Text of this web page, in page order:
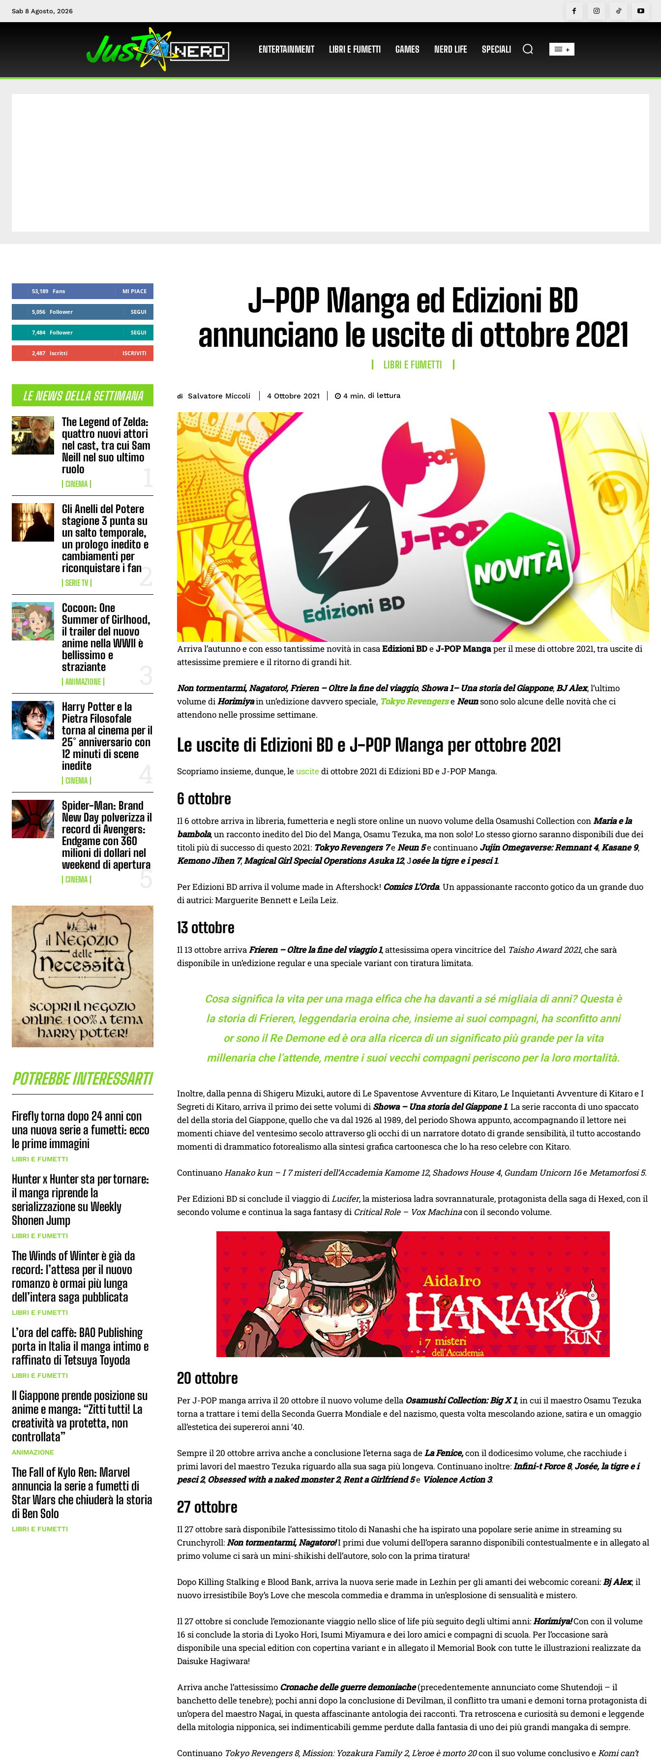
Sab 8 Agosto, 2026
ENTERTAINMENT LIBRI E FUMETTI GAMES NERD LIFE SPECIALI +
53,189 Fans MI PIACE
5,056 Follower SEGUI
7,484 Follower SEGUI
2,487 Iscritti ISCRIVITI
LE NEWS DELLA SETTIMANA
The Legend of Zelda:
quattro nuovi attori
nel cast, tra cui Sam
Neill nel suo ultimo
ruolo
CINEMA
Gli Anelli del Potere
stagione 3 punta su
un salto temporale,
un prologo inedito e
cambiamenti per
riconquistare i fan
SERIE TV
Cocoon: One
Summer of Girlhood,
il trailer del nuovo
anime nella WWII è
bellissimo e
straziante
ANIMAZIONE
Harry Potter e la
Pietra Filosofale
torna al cinema per il
25° anniversario con
12 minuti di scene
inedite
CINEMA
Spider-Man: Brand
New Day polverizza il
record di Avengers:
Endgame con 360
milioni di dollari nel
weekend di apertura
CINEMA
POTREBBE INTERESSARTI
Firefly torna dopo 24 anni con
una nuova serie a fumetti: ecco
le prime immagini
LIBRI E FUMETTI
Hunter x Hunter sta per tornare:
il manga riprende la
serializzazione su Weekly
Shonen Jump
LIBRI E FUMETTI
The Winds of Winter è già da
record: l’attesa per il nuovo
romanzo è ormai più lunga
dell’intera saga pubblicata
LIBRI E FUMETTI
L’ora del caffè: BAO Publishing
porta in Italia il manga intimo e
raffinato di Tetsuya Toyoda
LIBRI E FUMETTI
Il Giappone prende posizione su
anime e manga: “Zitti tutti! La
creatività va protetta, non
controllata”
ANIMAZIONE
The Fall of Kylo Ren: Marvel
annuncia la serie a fumetti di
Star Wars che chiuderà la storia
di Ben Solo
LIBRI E FUMETTI
J-POP Manga ed Edizioni BD
annunciano le uscite di ottobre 2021
LIBRI E FUMETTI
di Salvatore Miccoli 4 Ottobre 2021 4 min. di lettura
Arriva l’autunno e con esso tantissime novità in casaEdizioni BDeJ-POP Mangaper il mese di ottobre 2021, tra uscite di
attesissime premiere e il ritorno di grandi hit.
Non tormentarmi, Nagatoro!,Frieren – Oltre la fine del viaggio, Showa 1– Una storia del Giappone,BJ Alex, l’ultimo
volume diHorimiyain un’edizione davvero speciale, Tokyo RevengerseNeunsono solo alcune delle novità che ci
attendono nelle prossime settimane.
Le uscite di Edizioni BD e J-POP Manga per ottobre 2021
Scopriamo insieme, dunque, leuscitedi ottobre 2021 di Edizioni BD e J-POP Manga.
6 ottobre
Il 6 ottobre arriva in libreria, fumetteria e negli store online un nuovo volume della Osamushi Collection conMaria e la
bambola, un racconto inedito del Dio del Manga, Osamu Tezuka, ma non solo! Lo stesso giorno saranno disponibili due dei
titoli più di successo di questo 2021: Tokyo Revengers 7eNeun 5e continuano Jujin Omegaverse: Remnant 4,Kasane 9,
Kemono Jihen 7,Magical Girl Special Operations Asuka 12, Josée la tigre e i pesci 1.
Per Edizioni BD arriva il volume made in Aftershock! Comics L’Orda. Un appassionante racconto gotico da un grande duo
di autrici: Marguerite Bennett e Leila Leiz.
13 ottobre
Il 13 ottobre arrivaFrieren – Oltre la fine del viaggio 1, attesissima opera vincitrice del Taisho Award 2021, che sarà
disponibile in un’edizione regular e una speciale variant con tiratura limitata.
Cosa significa la vita per una maga elfica che ha davanti a sé migliaia di anni? Questa è
la storia di Frieren, leggendaria eroina che, insieme ai suoi compagni, ha sconfitto anni
or sono il Re Demone ed è ora alla ricerca di un significato più grande per la vita
millenaria che l’attende, mentre i suoi vecchi compagni periscono per la loro mortalità.
Inoltre, dalla penna di Shigeru Mizuki, autore di Le Spaventose Avventure di Kitaro, Le Inquietanti Avventure di Kitaro e I
Segreti di Kitaro, arriva il primo dei sette volumi di Showa – Una storia del Giappone 1. La serie racconta di uno spaccato
del della storia del Giappone, quello che va dal 1926 al 1989, del periodo Showa appunto, accompagnando il lettore nei
momenti chiave del ventesimo secolo attraverso gli occhi di un narratore dotato di grande sensibilità, il tutto accostando
momenti di drammatico fotorealismo alla sintesi grafica cartoonesca che lo ha reso celebre con Kitaro.
ContinuanoHanako kun – I 7 misteri dell’Accademia Kamome 12, Shadows House 4, Gundam Unicorn 16eMetamorfosi 5.
Per Edizioni BD si conclude il viaggio diLucifer, la misteriosa ladra sovrannaturale, protagonista della saga di Hexed, con il
secondo volume e continua la saga fantasy di Critical Role – Vox Machinacon il secondo volume.
20 ottobre
Per J-POP manga arriva il 20 ottobre il nuovo volume della Osamushi Collection: Big X 1, in cui il maestro Osamu Tezuka
torna a trattare i temi della Seconda Guerra Mondiale e del nazismo, questa volta mescolando azione, satira e un omaggio
all’estetica dei supereroi anni ‘40.
Sempre il 20 ottobre arriva anche a conclusione l’eterna saga deLa Fenice,con il dodicesimo volume, che racchiude i
primi lavori del maestro Tezuka riguardo alla sua saga più longeva. Continuano inoltre:Infini-t Force 8, Josée, la tigre e i
pesci 2, Obsessed with a naked monster 2,Rent a Girlfriend 5e Violence Action 3.
27 ottobre
Il 27 ottobre sarà disponibile l’attesissimo titolo di Nanashi che ha ispirato una popolare serie anime in streaming su
Crunchyroll:Non tormentarmi, Nagatoro!I primi due volumi dell’opera saranno disponibili contestualmente e in allegato al
primo volume ci sarà un mini-shikishi dell’autore, solo con la prima tiratura!
Dopo Killing Stalking e Blood Bank, arriva la nuova serie made in Lezhin per gli amanti dei webcomic coreani:Bj Alex; il
nuovo irresistibile Boy’s Love che mescola commedia e dramma in un’esplosione di sensualità e mistero.
Il 27 ottobre si conclude l’emozionante viaggio nello slice of life più seguito degli ultimi anni:Horimiya!Con con il volume
16 si conclude la storia di Lyoko Hori, Isumi Miyamura e dei loro amici e compagni di scuola. Per l’occasione sarà
disponibile una special edition con copertina variant e in allegato il Memorial Book con tutte le illustrazioni realizzate da
Daisuke Hagiwara!
Arriva anche l’attesissimo Cronache delle guerre demoniache(precedentemente annunciato come Shutendoji – il
banchetto delle tenebre); pochi anni dopo la conclusione di Devilman, il conflitto tra umani e demoni torna protagonista di
un’opera del maestro Nagai, in questa affascinante antologia dei racconti. Tra retroscena e curiosità su demoni e leggende
della mitologia nipponica, sei indimenticabili gemme perdute dalla fantasia di uno dei più grandi mangaka di sempre.
Continuano Tokyo Revengers 8, Mission: Yozakura Family 2,L’eroe è morto 20con il suo volume conclusivo eKomi can’t